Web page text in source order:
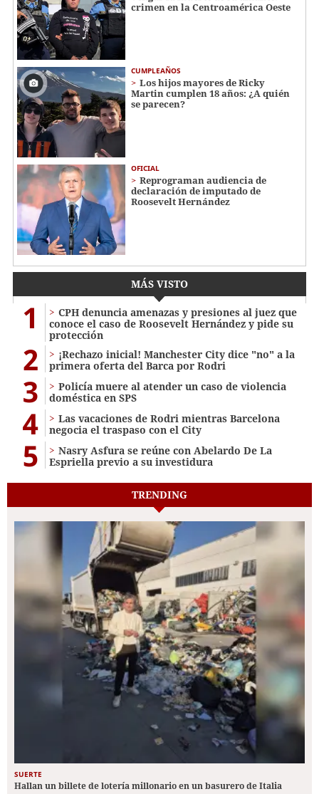
crimen en la Centroamérica Oeste
CUMPLEAÑOS
Los hijos mayores de Ricky
Martin cumplen 18 años: ¿A quién
se parecen?
OFICIAL
Reprograman audiencia de
declaración de imputado de
Roosevelt Hernández
MÁS VISTO
1
CPH denuncia amenazas y presiones al juez que
conoce el caso de Roosevelt Hernández y pide su
protección
2
¡Rechazo inicial! Manchester City dice "no" a la
primera oferta del Barca por Rodri
3
Policía muere al atender un caso de violencia
doméstica en SPS
4
Las vacaciones de Rodri mientras Barcelona
negocia el traspaso con el City
5
Nasry Asfura se reúne con Abelardo De La
Espriella previo a su investidura
TRENDING
SUERTE
Hallan un billete de lotería millonario en un basurero de Italia